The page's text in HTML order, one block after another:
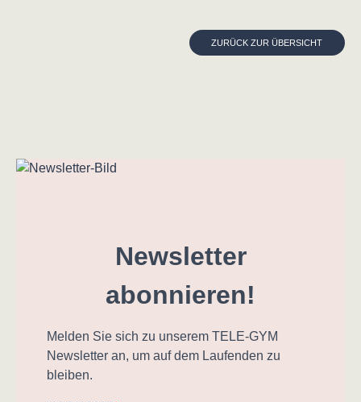
ZURÜCK ZUR ÜBERSICHT
Newsletter
abonnieren!
Melden Sie sich zu unserem TELE-GYM
Newsletter an, um auf dem Laufenden zu
bleiben.